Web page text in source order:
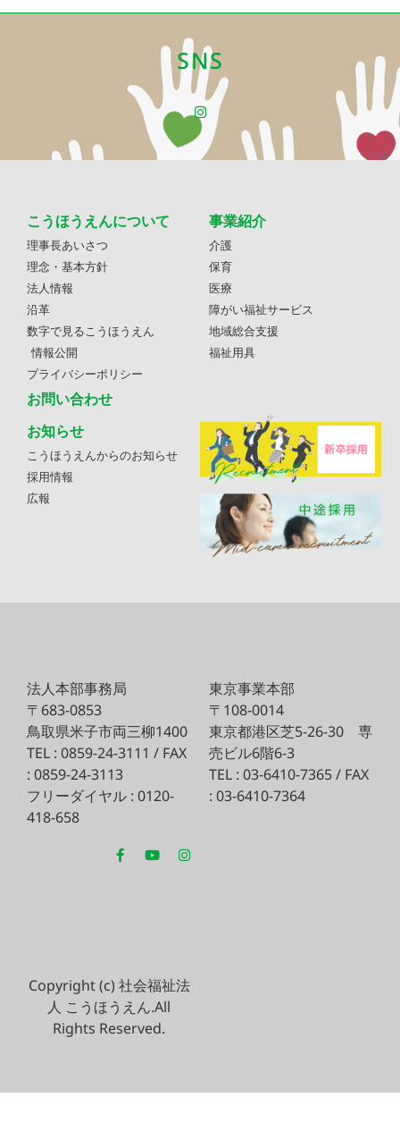
SNS
こうほうえんについて
理事長あいさつ
理念・基本方針
法人情報
沿革
数字で見るこうほうえん
情報公開
プライバシーポリシー
お問い合わせ
事業紹介
介護
保育
医療
障がい福祉サービス
地域総合支援
福祉用具
お知らせ
こうほうえんからのお知らせ
採用情報
広報
法人本部事務局
〒683-0853
鳥取県米子市両三柳1400
TEL : 0859-24-3111 / FAX
: 0859-24-3113
フリーダイヤル : 0120-
418-658
東京事業本部
〒108-0014
東京都港区芝5-26-30 専
売ビル6階6-3
TEL : 03-6410-7365 / FAX
: 03-6410-7364
Copyright (c) 社会福祉法
人 こうほうえん.All
Rights Reserved.